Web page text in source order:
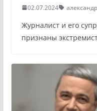
02.07.2024
Журналист и его
признаны